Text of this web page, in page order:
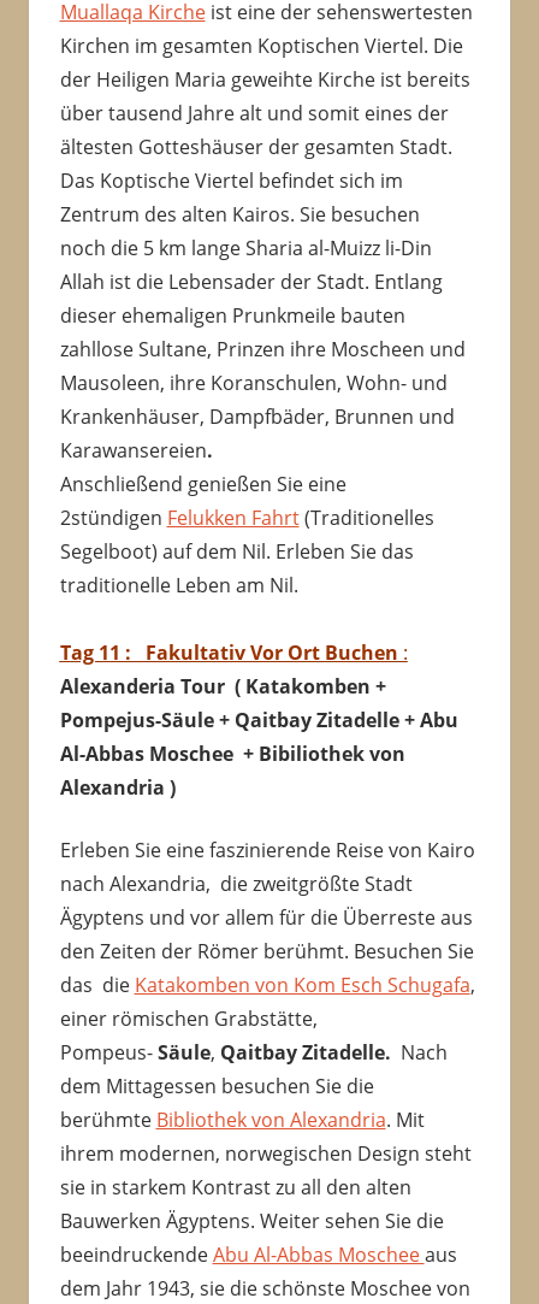
Muallaqa Kircheist eine der sehenswertesten
Kirchen im gesamten Koptischen Viertel. Die
der Heiligen Maria geweihte Kirche ist bereits
über tausend Jahre alt und somit eines der
ältesten Gotteshäuser der gesamten Stadt.
Das Koptische Viertel befindet sich im
Zentrum des alten Kairos. Sie besuchen
noch die 5 km lange Sharia al-Muizz li-Din
Allah ist die Lebensader der Stadt. Entlang
dieser ehemaligen Prunkmeile bauten
zahllose Sultane, Prinzen ihre Moscheen und
Mausoleen, ihre Koranschulen, Wohn- und
Krankenhäuser, Dampfbäder, Brunnen und
Karawansereien.
Anschließend genießen Sie eine
2stündigen Felukken Fahrt(Traditionelles
Segelboot) auf dem Nil. Erleben Sie das
traditionelle Leben am Nil.
Tag 11 : Fakultativ Vor Ort Buchen :
Alexanderia Tour ( Katakomben +
Pompejus-Säule + Qaitbay Zitadelle + Abu
Al-Abbas Moschee + Bibiliothek von
Alexandria )
Erleben Sie eine faszinierende Reise von Kairo
nach Alexandria, die zweitgrößte Stadt
Ägyptens und vor allem für die Überreste aus
den Zeiten der Römer berühmt. Besuchen Sie
das die Katakomben von Kom Esch Schugafa,
einer römischen Grabstätte,
Pompeus-Säule, Qaitbay Zitadelle. Nach
dem Mittagessen besuchen Sie die
berühmte Bibliothek von Alexandria. Mit
ihrem modernen, norwegischen Design steht
sie in starkem Kontrast zu all den alten
Bauwerken Ägyptens. Weiter sehen Sie die
beeindruckendeAbu Al-Abbas Moscheeaus
dem Jahr 1943, sie die schönste Moschee von